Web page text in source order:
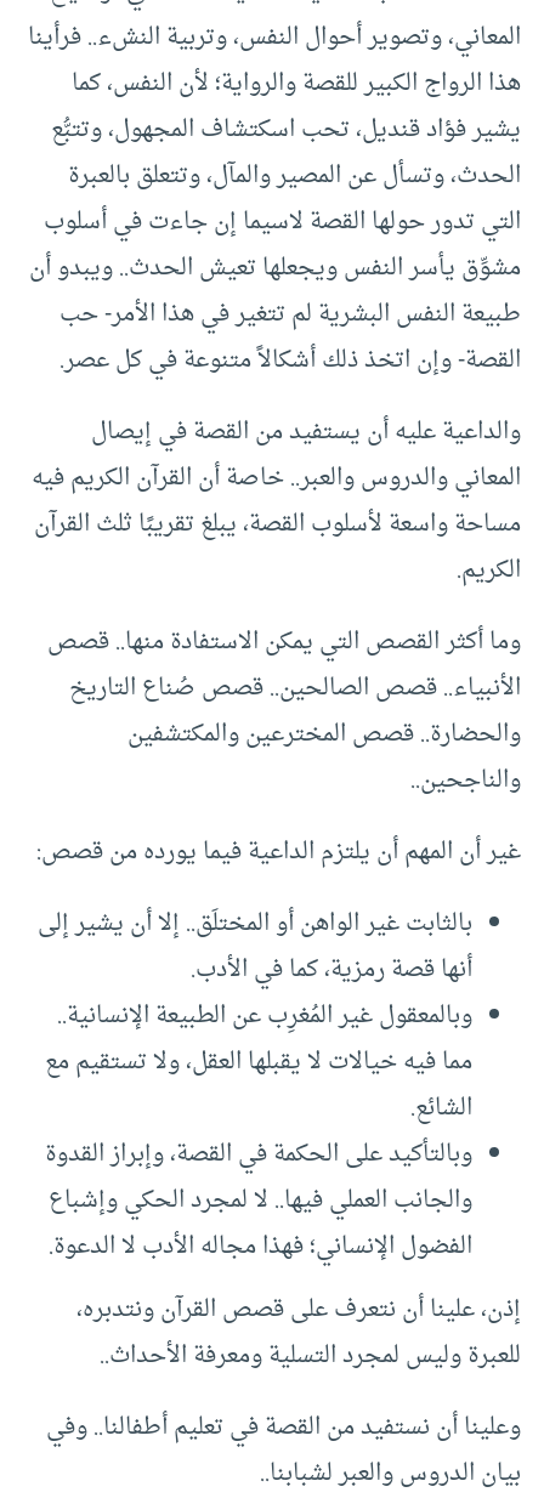
المعاني، وتصوير أحوال النفس، وتربية النشء.. فرأينا
هذا الرواج الكبير للقصة والرواية؛ لأن النفس، كما
يشير فؤاد قنديل، تحب اسكتشاف المجهول، وتتبُّع
الحدث، وتسأل عن المصير والمآل، وتتعلق بالعبرة
التي تدور حولها القصة لاسيما إن جاءت في أسلوب
مشوِّق يأسر النفس ويجعلها تعيش الحدث.. ويبدو أن
طبيعة النفس البشرية لم تتغير في هذا الأمر- حب
القصة- وإن اتخذ ذلك أشكالاً متنوعة في كل عصر.
والداعية عليه أن يستفيد من القصة في إيصال
المعاني والدروس والعبر.. خاصة أن القرآن الكريم فيه
مساحة واسعة لأسلوب القصة، يبلغ تقريبًا ثلث القرآن
الكريم.
وما أكثر القصص التي يمكن الاستفادة منها.. قصص
الأنبياء.. قصص الصالحين.. قصص صُناع التاريخ
والحضارة.. قصص المخترعين والمكتشفين
والناجحين..
غير أن المهم أن يلتزم الداعية فيما يورده من قصص:
بالثابت غير الواهن أو المختلَق.. إلا أن يشير إلى
أنها قصة رمزية، كما في الأدب.
وبالمعقول غير المُغرِب عن الطبيعة الإنسانية..
مما فيه خيالات لا يقبلها العقل، ولا تستقيم مع
الشائع.
وبالتأكيد على الحكمة في القصة، وإبراز القدوة
والجانب العملي فيها.. لا لمجرد الحكي وإشباع
الفضول الإنساني؛ فهذا مجاله الأدب لا الدعوة.
إذن، علينا أن نتعرف على قصص القرآن ونتدبره،
للعبرة وليس لمجرد التسلية ومعرفة الأحداث..
وعلينا أن نستفيد من القصة في تعليم أطفالنا.. وفي
بيان الدروس والعبر لشبابنا..